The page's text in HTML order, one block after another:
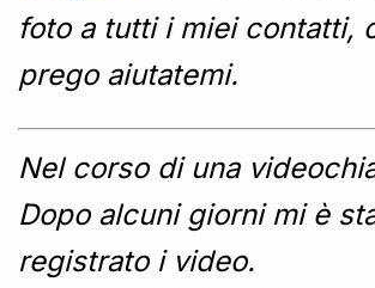
foto a tutti i miei contatti,
prego aiutatemi.
Nel corso di una
Dopo alcuni giorni mi è
registrato i video.